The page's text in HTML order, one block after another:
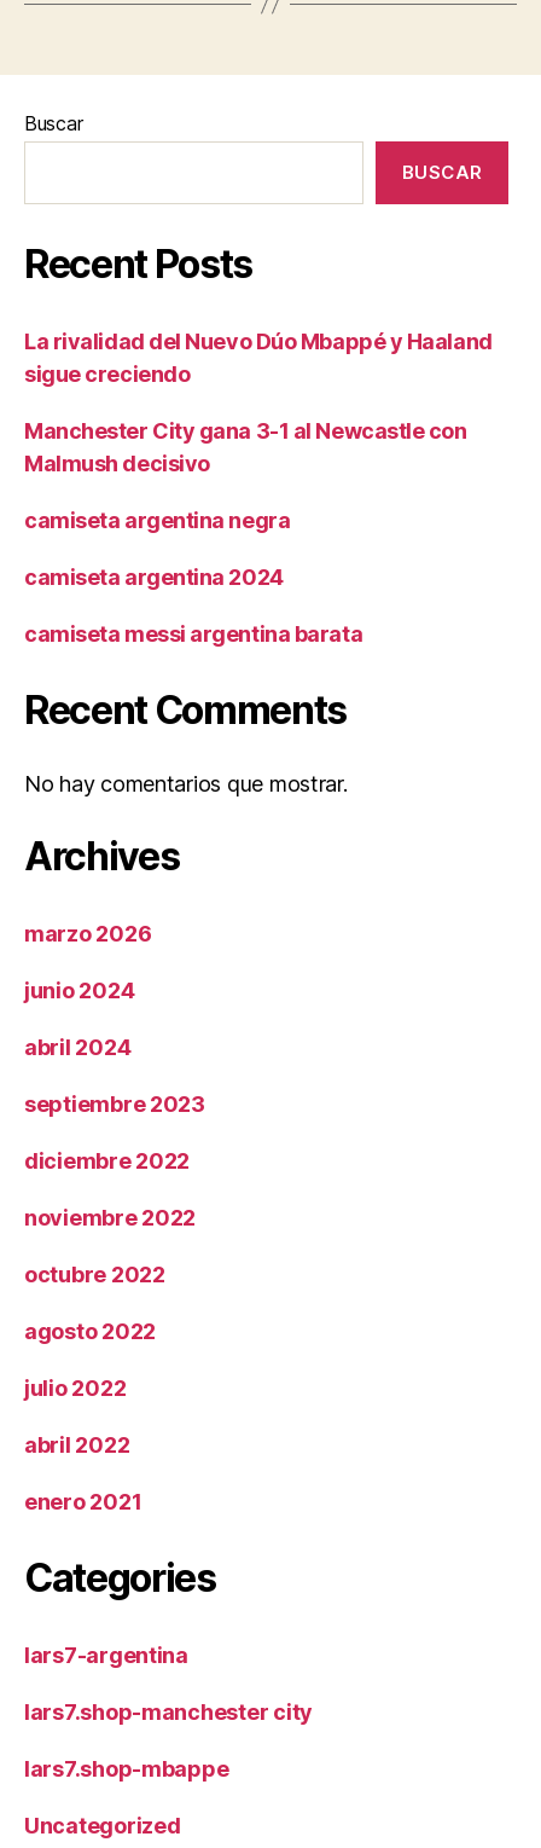
Buscar
BUSCAR
Recent Posts
La rivalidad del Nuevo Dúo Mbappé y Haaland
sigue creciendo
Manchester City gana 3-1 al Newcastle con
Malmush decisivo
camiseta argentina negra
camiseta argentina 2024
camiseta messi argentina barata
Recent Comments
No hay comentarios que mostrar.
Archives
marzo 2026
junio 2024
abril 2024
septiembre 2023
diciembre 2022
noviembre 2022
octubre 2022
agosto 2022
julio 2022
abril 2022
enero 2021
Categories
lars7-argentina
lars7.shop-manchester city
lars7.shop-mbappe
Uncategorized